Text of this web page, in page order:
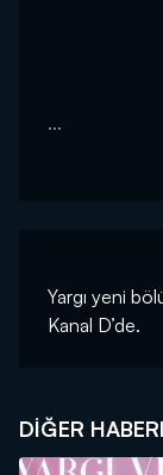
...
Yargı yeni
Kanal D’de.
DIĞER